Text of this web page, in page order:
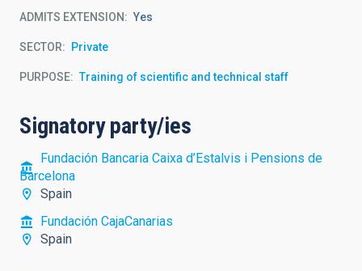
ADMITS EXTENSION Yes
SECTOR Private
PURPOSE Training of scientific and technical staff
Signatory party/ies
Fundación Bancaria Caixa d’Estalvis i Pensions de
Barcelona
Spain
Fundación CajaCanarias
Spain